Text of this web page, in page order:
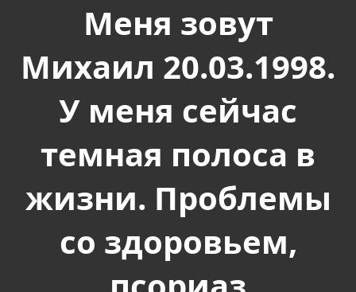
Меня зовут
Михаил 20.03.1998.
У меня сейчас
темная полоса в
жизни. Проблемы
со здоровьем,